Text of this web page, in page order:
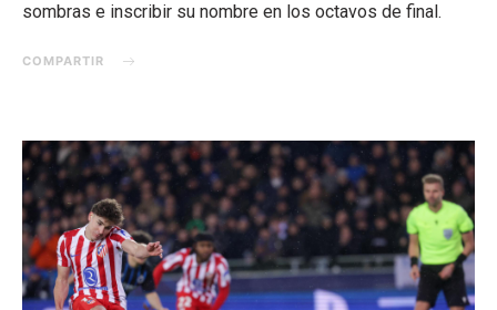
sombras e inscribir su nombre en los octavos de final.
COMPARTIR